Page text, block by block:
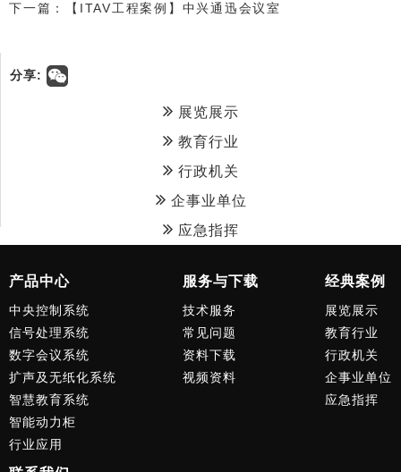
下一篇：【ITAV工程案例】中兴通迅会议室
分享:
展览展示
教育行业
行政机关
企事业单位
应急指挥
产品中心
中央控制系统
信号处理系统
数字会议系统
扩声及无纸化系统
智慧教育系统
智能动力柜
行业应用
服务与下载
技术服务
常见问题
资料下载
视频资料
经典案例
展览展示
教育行业
行政机关
企事业单位
应急指挥